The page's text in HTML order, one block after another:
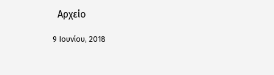
Αρχείο
9 Ιουνίου, 2018